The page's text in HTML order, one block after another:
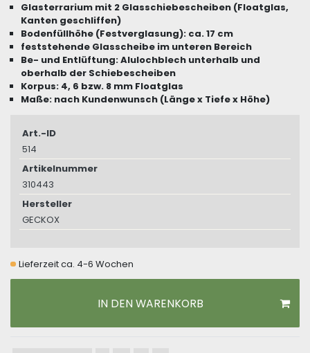
Glasterrarium mit 2 Glasschiebescheiben (Floatglas,
Kanten geschliffen)
Bodenfüllhöhe (Festverglasung): ca. 17 cm
feststehende Glasscheibe im unteren Bereich
Be- und Entlüftung: Alulochblech unterhalb und
oberhalb der Schiebescheiben
Korpus: 4, 6 bzw. 8 mm Floatglas
Maße: nach Kundenwunsch (Länge x Tiefe x Höhe)
Art.-ID
514
Artikelnummer
310443
Hersteller
GECKOX
Lieferzeit ca. 4-6 Wochen
IN DEN WARENKORB